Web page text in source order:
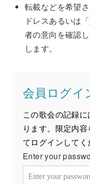
転載などを希望
ドレスあるいは「
者の意向を確認
します。
会員ログイ
この歌会の記録
ります。限定内
てログインしてく
Enter your